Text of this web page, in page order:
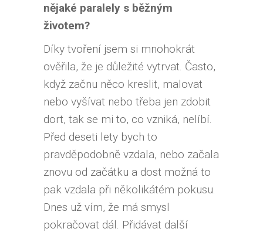
nějaké paralely s běžným
životem?
Díky tvoření jsem si mnohokrát
ověřila, že je důležité vytrvat. Často,
když začnu něco kreslit, malovat
nebo vyšívat nebo třeba jen zdobit
dort, tak se mi to, co vzniká, nelíbí.
Před deseti lety bych to
pravděpodobně vzdala, nebo začala
znovu od začátku a dost možná to
pak vzdala při několikátém pokusu.
Dnes už vím, že má smysl
pokračovat dál. Přidávat další